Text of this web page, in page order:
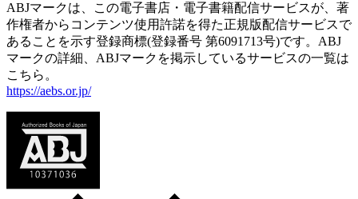
ABJマークは、この電子書店・電子書籍配信サービスが、著
作権者からコンテンツ使用許諾を得た正規版配信サービスで
あることを示す登録商標(登録番号 第6091713号)です。ABJ
マークの詳細、ABJマークを掲示しているサービスの一覧は
こちら。
https://aebs.or.jp/